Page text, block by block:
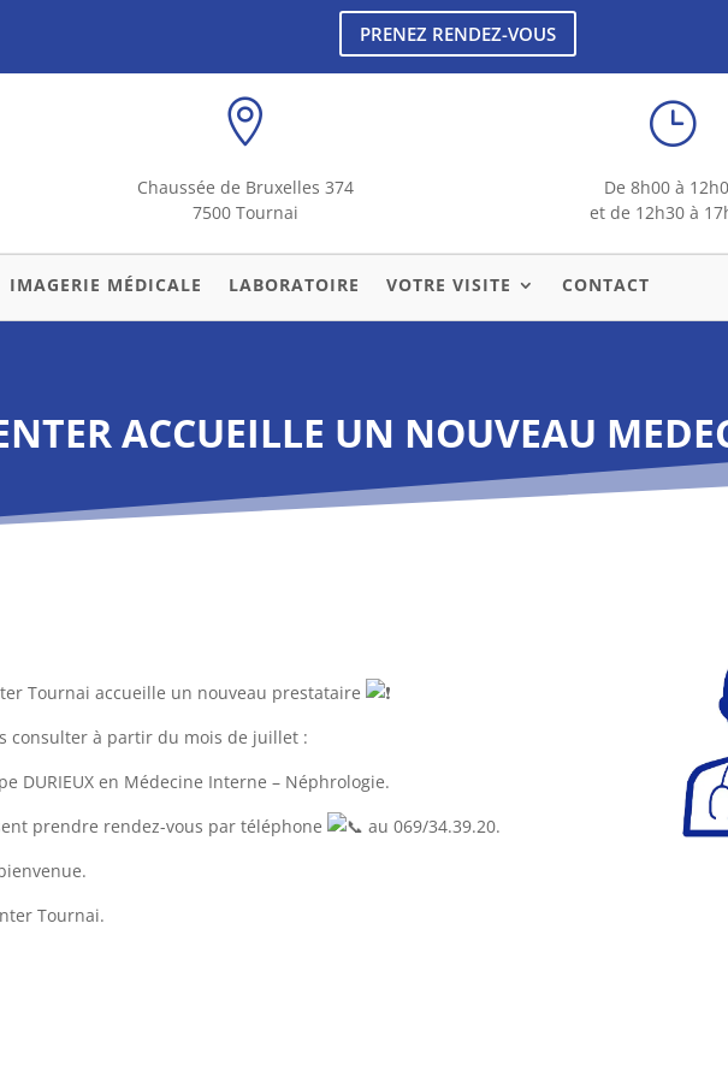
PRENEZ RENDEZ-VOUS

Chaussée de Bruxelles 374
7500 Tournai
}
De 8h00 à
et de 12h30 à
IMAGERIE MÉDICALE LABORATOIRE VOTRE VISITE CONTACT
ACCUEILLE UN NOUVEAU
Tournai accueille un nouveau prestataire
consulter à partir du mois de juillet :
DURIEUX en Médecine Interne – Néphrologie.
prendre rendez-vous par téléphone
au 069/34.39.20.
Tournai.